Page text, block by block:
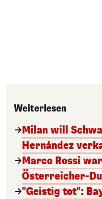
Weiterlesen
Milan will
Hernández
Marco Rossi
Österreicher-
"Geistig tot":